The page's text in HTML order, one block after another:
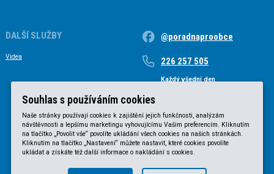
DALŠÍ SLUŽBY
Videa
@poradnaproobce
226 257 505
Každý všední den
Souhlas s používáním cookies
Naše stránky používají cookies k zajištění jejich funkčnosti, analýzám
návštěvnosti a lepšímu marketingu vyhovujícímu Vašim preferencím. Kliknutím
na tlačítko „Povolit vše“ povolíte ukládání všech cookies na našich stránkách.
Kliknutím na tlačítko „Nastavení“ můžete nastavit, které cookies povolíte
ukládat a získáte též další informace o nakládání s cookies.